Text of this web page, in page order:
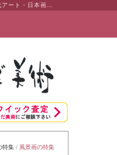
取 | 東京・銀座 おいだ美術
特集 / 風景画の特集